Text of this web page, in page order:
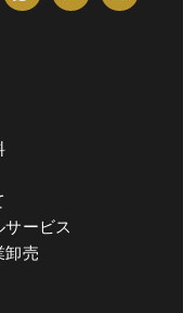
ービス
卸売